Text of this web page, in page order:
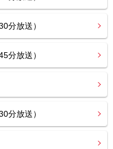
分放送）
分放送）
分放送）